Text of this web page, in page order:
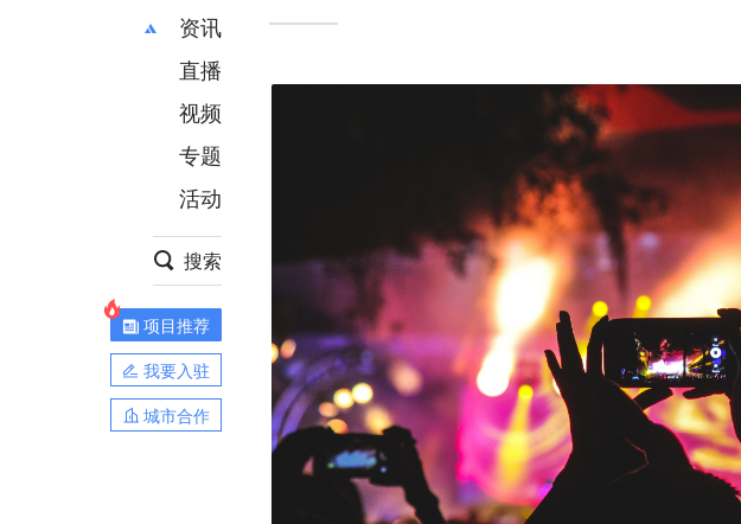
资讯
推荐
财经
项目推荐
安徽
直播
视频
专题
活动
搜索
项目推荐
我要入驻
城市合作